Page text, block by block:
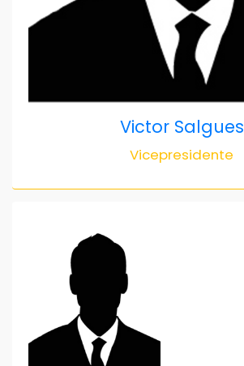
Victor Salgues
Vicepresidente